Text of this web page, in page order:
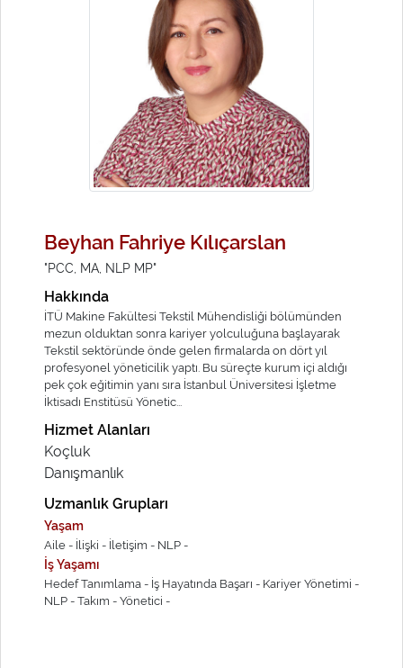
Beyhan Fahriye Kılıçarslan
"PCC, MA, NLP MP"
Hakkında
İTÜ Makine Fakültesi Tekstil Mühendisliği bölümünden
mezun olduktan sonra kariyer yolculuğuna başlayarak
Tekstil sektöründe önde gelen firmalarda on dört yıl
profesyonel yöneticilik yaptı. Bu süreçte kurum içi aldığı
pek çok eğitimin yanı sıra İstanbul Üniversitesi İşletme
İktisadı Enstitüsü Yönetic...
Hizmet Alanları
Koçluk
Danışmanlık
Uzmanlık Grupları
Yaşam
Aile - İlişki - İletişim - NLP -
İş Yaşamı
Hedef Tanımlama - İş Hayatında Başarı - Kariyer Yönetimi -
NLP - Takım - Yönetici -